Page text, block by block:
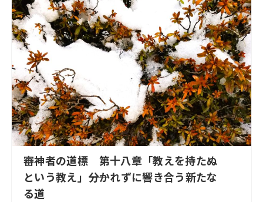
審神者の道標 第十八章「教えを持たぬ
という教え」――分かれずに響き合う新たな
る道